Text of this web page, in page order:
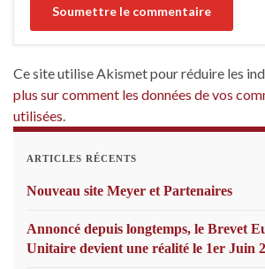
Ce site utilise Akismet pour réduire les
plus sur comment les données de vos
utilisées.
ARTICLES RÉCENTS
Nouveau site Meyer et Partenaires
Annoncé depuis longtemps, le Brevet
Unitaire devient une réalité le 1er Juin